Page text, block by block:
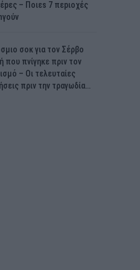
– Ποιεs 7 πεpιοχές
σοκ για τον Σέρβο
που πνίγηκε πριν τον
– Οι τελευταίες
πριν την τραγωδία…